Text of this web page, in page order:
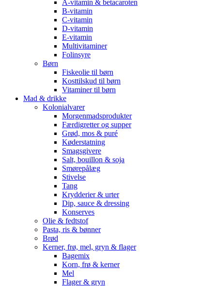
A-vitamin & betacaroten
B-vitamin
C-vitamin
D-vitamin
E-vitamin
Multivitaminer
Folinsyre
Børn
Fiskeolie til børn
Kosttilskud til børn
Vitaminer til børn
Mad & drikke
Kolonialvarer
Morgenmadsprodukter
Færdigretter og supper
Grød, mos & puré
Køderstatning
Smagsgivere
Salt, bouillon & soja
Smørepålæg
Stivelse
Tang
Krydderier & urter
Dip, sauce & dressing
Konserves
Olie & fedtstof
Pasta, ris & bønner
Brød
Kerner, frø, mel, gryn & flager
Bagemix
Korn, frø & kerner
Mel
Flager & gryn